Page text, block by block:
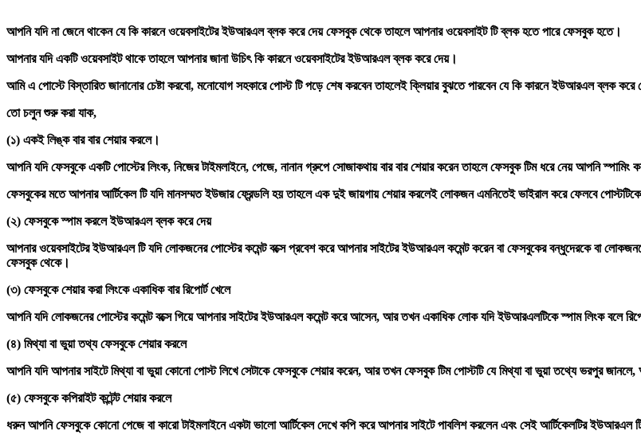
আপনি যদি না জেনে থাকেন যে কি কারনে ওয়েবসাইটের ইউআরএল ব্লক করে দেয় ফেসবুক থেকে তাহলে আপনার ওয়েবসাইট টি ব্লক হতে পারে ফেসবুক হতে।
আপনার যদি একটি ওয়েবসাইট থাকে তাহলে আপনার জানা উচিৎ কি কারনে ওয়েবসাইটের ইউআরএল ব্লক করে দেয়।
আমি এ পোস্টে বিস্তারিত জানানোর চেষ্টা করবো, মনোযোগ সহকারে পোস্ট টি পড়ে শেষ করবেন তাহলেই ক্লিয়ার বুঝতে পারবেন যে কি কারনে ইউআরএল ব্লক
তো চলুন শুরু করা যাক,
(১) একই লিঙ্ক বার বার শেয়ার করলে।
আপনি যদি ফেসবুকে একটি পোস্টের লিংক, নিজের টাইমলাইনে, পেজে, নানান গ্রুপে সোজাকথায় বার বার শেয়ার করেন তাহলে ফেসবুক টিম ধরে নেয় আপনি স্পামিং
ফেসবুকের মতে আপনার আর্টিকেল টি যদি মানসম্মত ইউজার ফ্রেন্ডলি হয় তাহলে এক দুই জায়গায় শেয়ার করলেই লোকজন এমনিতেই ভাইরাল করে ফেলবে পোস্টটিকে
(২) ফেসবুকে স্পাম করলে ইউআরএল ব্লক করে দেয়
আপনার ওয়েবসাইটের ইউআরএল টি যদি লোকজনের পোস্টের কমেন্ট বক্সে প্রবেশ করে আপনার সাইটের ইউআরএল কমেন্ট করেন বা ফেসবুকের বন্ধুদেরকে বা
ফেসবুক থেকে।
(৩) ফেসবুকে শেয়ার করা লিংকে একাধিক বার রিপোর্ট খেলে
আপনি যদি লোকজনের পোস্টের কমেন্ট বক্সে গিয়ে আপনার সাইটের ইউআরএল কমেন্ট করে আসেন, আর তখন একাধিক লোক যদি ইউআরএলটিকে স্পাম লিংক বলে
(৪) মিথ্যা বা ভুয়া তথ্য ফেসবুকে শেয়ার করলে
আপনি যদি আপনার সাইটে মিথ্যা বা ভুয়া কোনো পোস্ট লিখে সেটাকে ফেসবুকে শেয়ার করেন, আর তখন ফেসবুক টিম পোস্টটি যে মিথ্যা বা ভুয়া তথ্যে ভরপুর
(৫) ফেসবুকে কপিরাইট কন্টেন্ট শেয়ার করলে
ধরুন আপনি ফেসবুকে কোনো পেজে বা কারো টাইমলাইনে একটা ভালো আর্টিকেল দেখে কপি করে আপনার সাইটে পাবলিশ করলেন এবং সেই আর্টিকেলটির